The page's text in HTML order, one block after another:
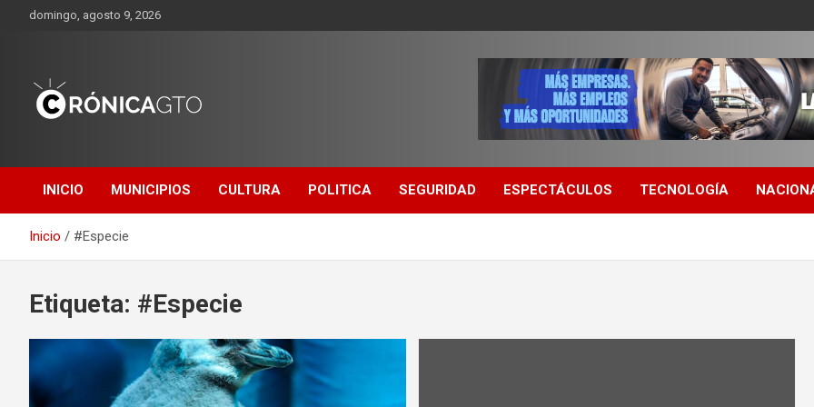
domingo, agosto 9, 2026
GUANAJUATO
INICIO MUNICIPIOS CULTURA POLITICA SEGURIDAD ESPECTÁCULOS TECNOLOGÍA
Inicio #Especie
Etiqueta: #Especie